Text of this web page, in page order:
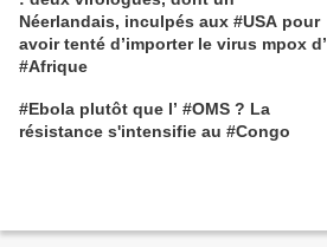
Néerlandais, inculpés aux #USA pour
avoir tenté d’importer le virus mpox d’
#Afrique
#Ebola plutôt que l’ #OMS ? La
résistance s'intensifie au #Congo